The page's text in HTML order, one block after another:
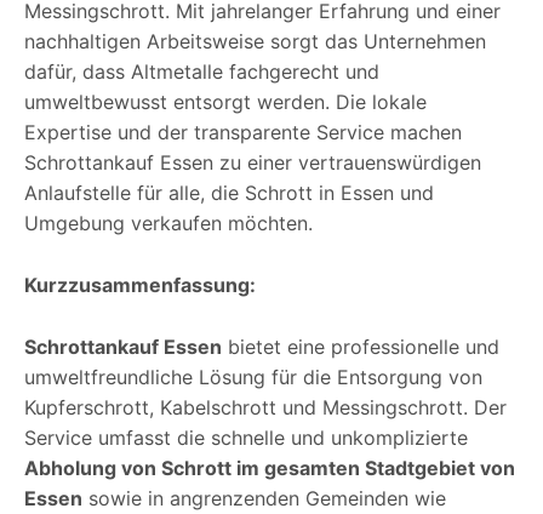
Messingschrott. Mit jahrelanger Erfahrung und einer
nachhaltigen Arbeitsweise sorgt das Unternehmen
dafür, dass Altmetalle fachgerecht und
umweltbewusst entsorgt werden. Die lokale
Expertise und der transparente Service machen
Schrottankauf Essen zu einer vertrauenswürdigen
Anlaufstelle für alle, die Schrott in Essen und
Umgebung verkaufen möchten.
Kurzzusammenfassung:
Schrottankauf Essen bietet eine professionelle und
umweltfreundliche Lösung für die Entsorgung von
Kupferschrott, Kabelschrott und Messingschrott. Der
Service umfasst die schnelle und unkomplizierte
Abholung von Schrott im gesamten Stadtgebiet von
Essen sowie in angrenzenden Gemeinden wie